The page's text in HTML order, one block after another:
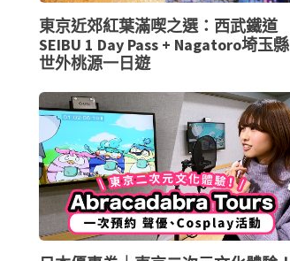
東京近郊紅葉滿喫之選：西武鐵道
SEIBU 1 Day Pass + Nagatoro埼玉縣
世外桃源一日遊